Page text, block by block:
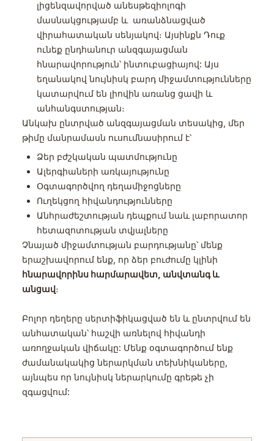
լիցենզավորված անեսթեզիոլոգի
մասնակցությամբ և առանձնացված
վիրահատական սենյակով։ Այսինքն Դուք
ունեք ընդհանուր անզգայացման
հնարավորություն՝ ինտուբացիայով: Այս
եղանակով նույնիսկ բարդ միջամտությունները
կատարվում են լիովին առանց ցավի և
անհանգստության։
Անկախ ընտրված անզգայացման տեսակից, մեր
թիմը մանրամասն ուսումնասիրում է՝
Ձեր բժշկական պատմությունը
Ալերգիաների առկայությունը
Օգտագործվող դեղամիջոցները
Ուղեկցող հիվանդությունները
Անհրաժեշտության դեպքում նաև լաբորատոր
հետազոտության տվյալները
Չնայած միջամտության բարդությանը՝ մենք
երաշխավորում ենք, որ ձեր բուժումը կլինի
հնարավորինս հարմարավետ, անվտանգ և
անցավ։
Բոլոր դեղերը սերտիֆիկացված են և ընտրվում են
անհատական՝ հաշվի առնելով հիվանդի
առողջական վիճակը: Մենք օգտագործում ենք
ժամանակակից ներարկման տեխնիկաները,
այնպես որ նույնիսկ ներարկումը գրեթե չի
զգացվում: